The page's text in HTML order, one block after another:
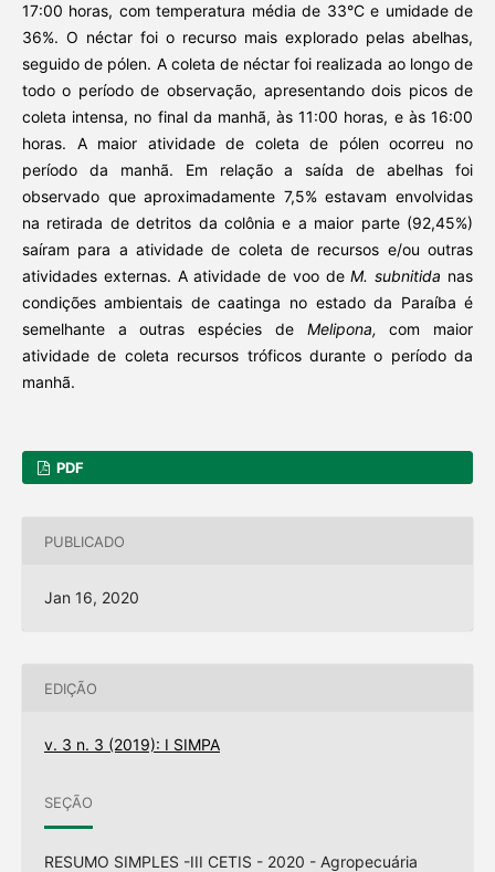
17:00 horas, com temperatura média de 33°C e umidade de
36%. O néctar foi o recurso mais explorado pelas abelhas,
seguido de pólen. A coleta de néctar foi realizada ao longo de
todo o período de observação, apresentando dois picos de
coleta intensa, no final da manhã, às 11:00 horas, e às 16:00
horas. A maior atividade de coleta de pólen ocorreu no
período da manhã. Em relação a saída de abelhas foi
observado que aproximadamente 7,5% estavam envolvidas
na retirada de detritos da colônia e a maior parte (92,45%)
saíram para a atividade de coleta de recursos e/ou outras
atividades externas. A atividade de voo deM. subnitida nas
condições ambientais de caatinga no estado da Paraíba é
semelhante a outras espécies de Melipona,com maior
atividade de coleta recursos tróficos durante o período da
manhã.
PDF
PUBLICADO
Jan 16, 2020
EDIÇÃO
v. 3 n. 3 (2019): I SIMPA
SEÇÃO
RESUMO SIMPLES -III CETIS - 2020 - Agropecuária